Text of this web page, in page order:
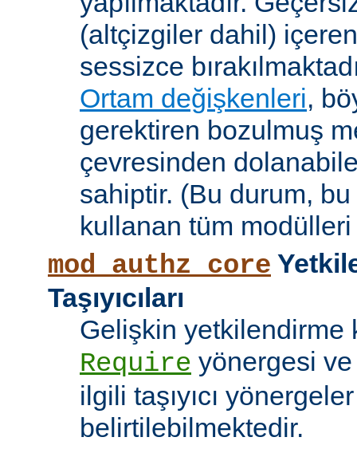
(altçizgiler dahil)
sessizce
Ortam değişkenleri,
gerektiren bozulmuş
çevresinden
sahiptir. (Bu durum,
kullanan tüm
mod_authz_core
Taşıyıcıları
Gelişkin yetkilendirme
Require yönergesi
ilgili taşıyıcı
belirtilebilmektedir.